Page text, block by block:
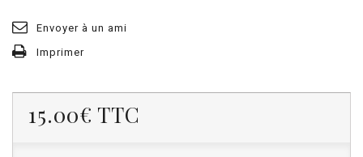
Envoyer à un ami
Imprimer
15.00€ TTC